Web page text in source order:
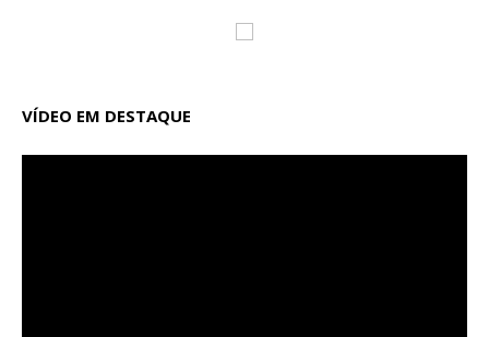
VÍDEO EM DESTAQUE